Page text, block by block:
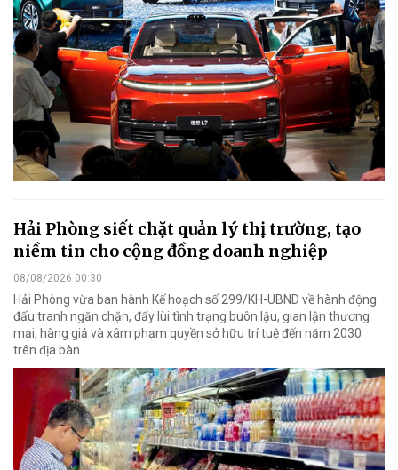
Hải Phòng siết chặt quản lý thị trường, tạo
niềm tin cho cộng đồng doanh nghiệp
08/08/2026 00:30
Hải Phòng vừa ban hành Kế hoạch số 299/KH-UBND về hành động
đấu tranh ngăn chặn, đẩy lùi tình trạng buôn lậu, gian lận thương
mại, hàng giả và xâm phạm quyền sở hữu trí tuệ đến năm 2030
trên địa bàn.